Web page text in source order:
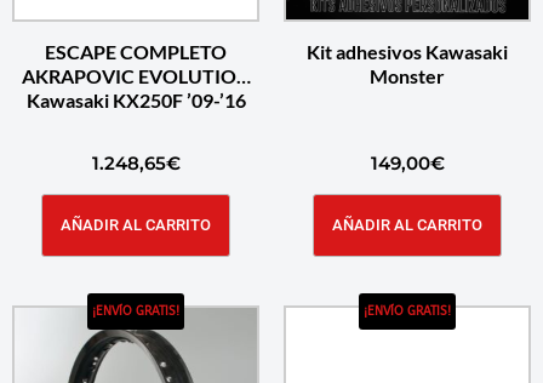
ESCAPE COMPLETO
AKRAPOVIC EVOLUTION
Kawasaki KX250F ’09-’16
1.248,65€
AÑADIR AL CARRITO
Kit adhesivos Kawasaki
Monster
149,00€
AÑADIR AL CARRITO
¡ENVÍO GRATIS! ¡ENVÍO GRATIS!